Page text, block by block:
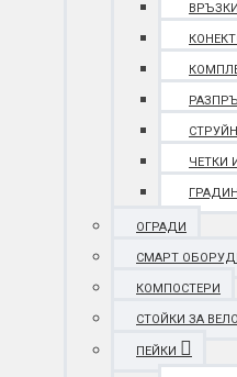
ЧЕТКИ
ОГРАДИ
СМАРТ
КОМПОСТЕРИ
СТОЙКИ ЗА
ПЕЙКИ